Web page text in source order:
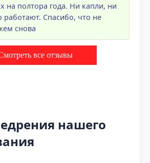
на полтора года. Ни капли, ни
работают. Спасибо, что не
снова
все отзывы
нашего